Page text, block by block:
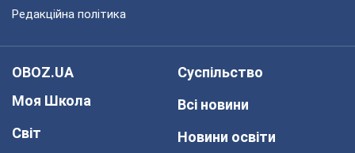
Редакційна політика
OBOZ.UA
Моя Школа
Світ
Суспільство
Всі новини
Новини освіти